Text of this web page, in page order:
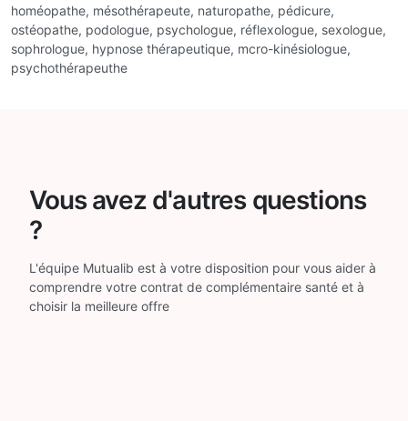
homéopathe, mésothérapeute, naturopathe, pédicure,
ostéopathe, podologue, psychologue, réflexologue, sexologue,
sophrologue, hypnose thérapeutique, mcro-kinésiologue,
psychothérapeuthe
Vous avez d'autres questions
?
L'équipe Mutualib est à votre disposition pour vous aider à
comprendre votre contrat de complémentaire santé et à
choisir la meilleure offre